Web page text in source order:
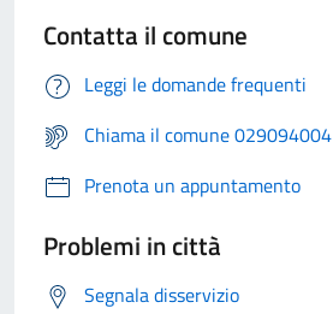
Contatta il comune
Leggi le domande frequenti
Chiama il comune 029094004
Prenota un appuntamento
Problemi in città
Segnala disservizio